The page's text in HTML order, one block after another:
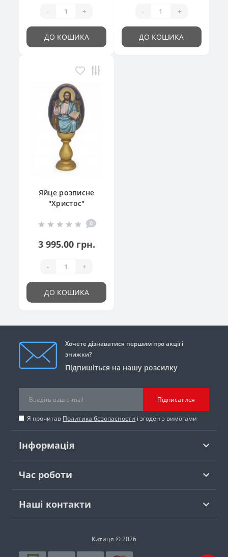
- +
ДО КОШИКА
- +
ДО КОШИКА
Яйце розписне
"Христос"
0
3 995.00 грн.
- +
ДО КОШИКА
Хочете дізнаватися першим про акції і
знижки?
Підпишіться на нашу розсилку
Підписатися
Я прочитав Политика безопасности і згоден з вимогами
Інформація
Час роботи
Наші контакти
Китиця © 2026